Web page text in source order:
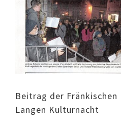
Beitrag der
Langen Kulturnacht